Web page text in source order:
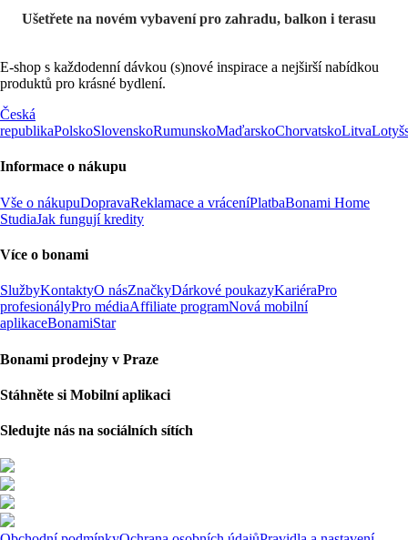
Ušetřete na novém vybavení pro zahradu, balkon i terasu
E-shop s každodenní dávkou (s)nové inspirace a nejširší nabídkou
produktů pro krásné bydlení.
Česká
republikaPolskoSlovenskoRumunskoMaďarskoChorvatskoLitva
Informace o nákupu
Vše o nákupuDopravaReklamace a vráceníPlatbaBonami Home
StudiaJak fungují kredity
Více o bonami
SlužbyKontaktyO násZnačkyDárkové poukazyKariéraPro
profesionályPro médiaAffiliate programNová mobilní
aplikaceBonamiStar
Bonami prodejny v Praze
Stáhněte si Mobilní aplikaci
Sledujte nás na sociálních sítích